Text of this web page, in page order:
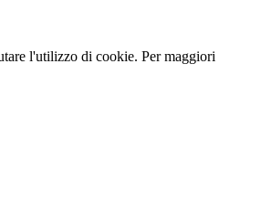
l'utilizzo di cookie. Per maggiori